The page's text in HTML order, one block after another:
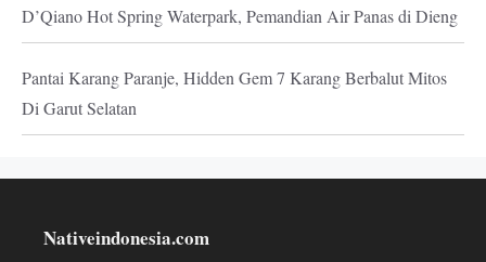
D’Qiano Hot Spring Waterpark, Pemandian Air Panas di Dieng
Pantai Karang Paranje, Hidden Gem 7 Karang Berbalut Mitos
Di Garut Selatan
Nativeindonesia.com